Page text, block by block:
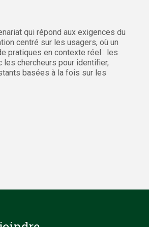
qui répond aux exigences du
centré sur les usagers, où un
pratiques en contexte réel : les
chercheurs pour identifier,
basées à la fois sur les